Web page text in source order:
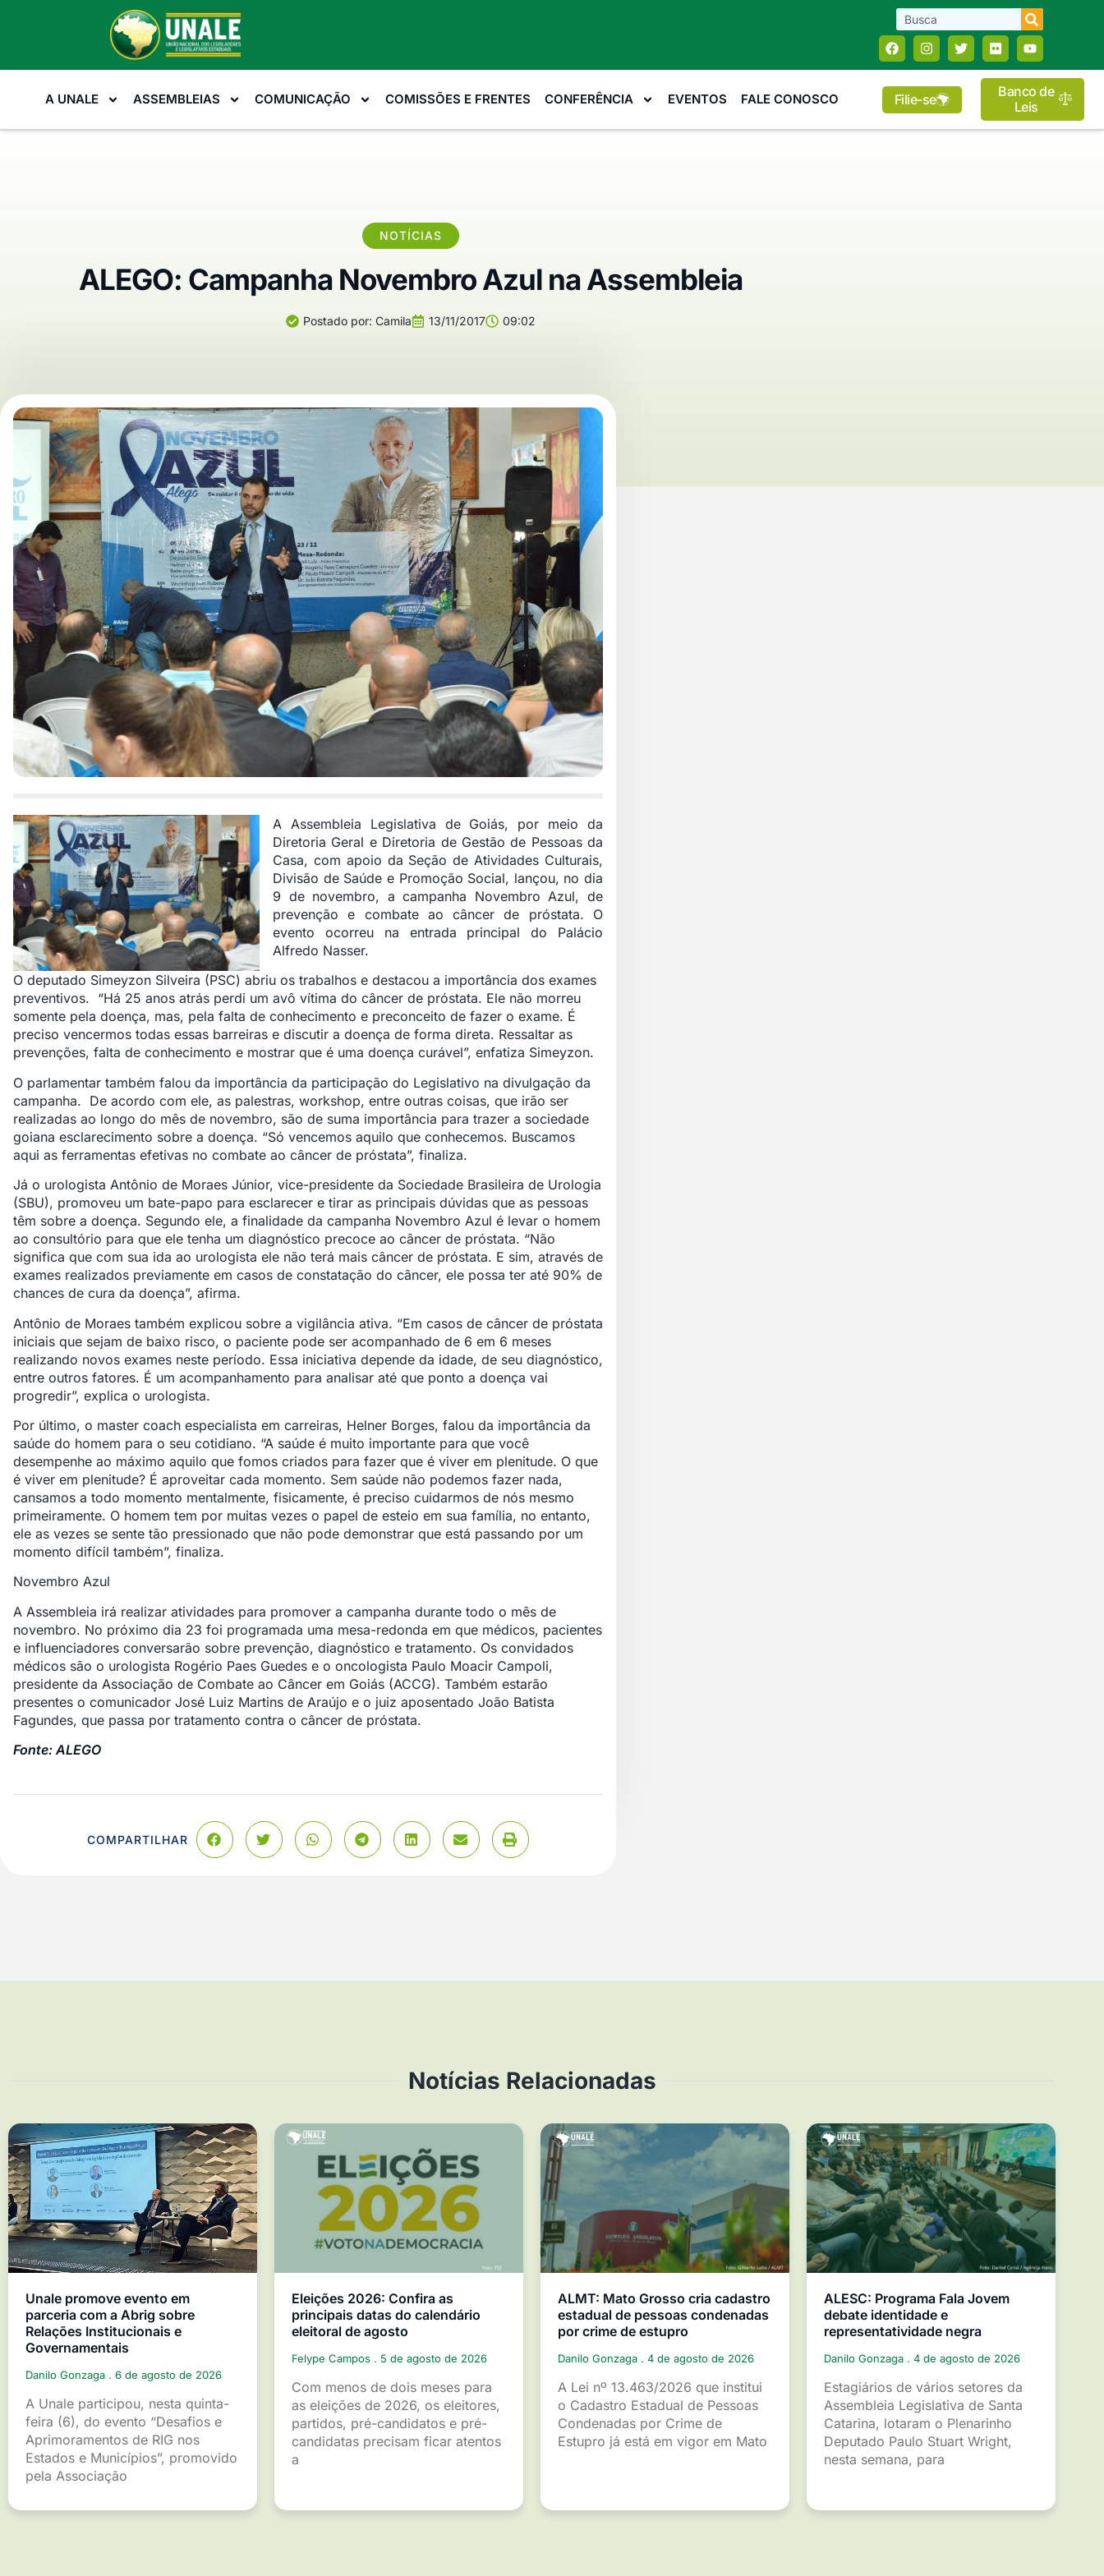
A UNALE ASSEMBLEIAS COMUNICAÇÃO COMISSÕES E FRENTES CONFERÊNCIA EVENTOS FALE CONOSCO Filie-se
Banco de
Leis
NOTÍCIAS
ALEGO: Campanha Novembro Azul na Assembleia
Postado por: Camila 13/11/2017 09:02
A Assembleia Legislativa de Goiás, por meio da
Diretoria Geral e Diretoria de Gestão de Pessoas da
Casa, com apoio da Seção de Atividades Culturais,
Divisão de Saúde e Promoção Social, lançou, no dia
9 de novembro, a campanha Novembro Azul, de
prevenção e combate ao câncer de próstata. O
evento ocorreu na entrada principal do Palácio
Alfredo Nasser.
O deputado Simeyzon Silveira (PSC) abriu os trabalhos e destacou a importância dos exames
preventivos. “Há 25 anos atrás perdi um avô vítima do câncer de próstata. Ele não morreu
somente pela doença, mas, pela falta de conhecimento e preconceito de fazer o exame. É
preciso vencermos todas essas barreiras e discutir a doença de forma direta. Ressaltar as
prevenções, falta de conhecimento e mostrar que é uma doença curável”, enfatiza Simeyzon.
O parlamentar também falou da importância da participação do Legislativo na divulgação da
campanha. De acordo com ele, as palestras, workshop, entre outras coisas, que irão ser
realizadas ao longo do mês de novembro, são de suma importância para trazer a sociedade
goiana esclarecimento sobre a doença. “Só vencemos aquilo que conhecemos. Buscamos
aqui as ferramentas efetivas no combate ao câncer de próstata”, finaliza.
Já o urologista Antônio de Moraes Júnior, vice-presidente da Sociedade Brasileira de Urologia
(SBU), promoveu um bate-papo para esclarecer e tirar as principais dúvidas que as pessoas
têm sobre a doença. Segundo ele, a finalidade da campanha Novembro Azul é levar o homem
ao consultório para que ele tenha um diagnóstico precoce ao câncer de próstata. “Não
significa que com sua ida ao urologista ele não terá mais câncer de próstata. E sim, através de
exames realizados previamente em casos de constatação do câncer, ele possa ter até 90% de
chances de cura da doença”, afirma.
Antônio de Moraes também explicou sobre a vigilância ativa. “Em casos de câncer de próstata
iniciais que sejam de baixo risco, o paciente pode ser acompanhado de 6 em 6 meses
realizando novos exames neste período. Essa iniciativa depende da idade, de seu diagnóstico,
entre outros fatores. É um acompanhamento para analisar até que ponto a doença vai
progredir”, explica o urologista.
Por último, o master coach especialista em carreiras, Helner Borges, falou da importância da
saúde do homem para o seu cotidiano. “A saúde é muito importante para que você
desempenhe ao máximo aquilo que fomos criados para fazer que é viver em plenitude. O que
é viver em plenitude? É aproveitar cada momento. Sem saúde não podemos fazer nada,
cansamos a todo momento mentalmente, fisicamente, é preciso cuidarmos de nós mesmo
primeiramente. O homem tem por muitas vezes o papel de esteio em sua família, no entanto,
ele as vezes se sente tão pressionado que não pode demonstrar que está passando por um
momento difícil também”, finaliza.
Novembro Azul
A Assembleia irá realizar atividades para promover a campanha durante todo o mês de
novembro. No próximo dia 23 foi programada uma mesa-redonda em que médicos, pacientes
e influenciadores conversarão sobre prevenção, diagnóstico e tratamento. Os convidados
médicos são o urologista Rogério Paes Guedes e o oncologista Paulo Moacir Campoli,
presidente da Associação de Combate ao Câncer em Goiás (ACCG). Também estarão
presentes o comunicador José Luiz Martins de Araújo e o juiz aposentado João Batista
Fagundes, que passa por tratamento contra o câncer de próstata.
Fonte: ALEGO
COMPARTILHAR
Notícias Relacionadas
Unale promove evento em
parceria com a Abrig sobre
Relações Institucionais e
Governamentais
Danilo Gonzaga 6 de agosto de 2026
A Unale participou, nesta quinta-
feira (6), do evento “Desafios e
Aprimoramentos de RIG nos
Estados e Municípios”, promovido
pela Associação
Eleições 2026: Confira as
principais datas do calendário
eleitoral de agosto
Felype Campos 5 de agosto de 2026
Com menos de dois meses para
as eleições de 2026, os eleitores,
partidos, pré-candidatos e pré-
candidatas precisam ficar atentos
a
ALMT: Mato Grosso cria cadastro
estadual de pessoas condenadas
por crime de estupro
Danilo Gonzaga 4 de agosto de 2026
A Lei nº 13.463/2026 que institui
o Cadastro Estadual de Pessoas
Condenadas por Crime de
Estupro já está em vigor em Mato
ALESC: Programa Fala Jovem
debate identidade e
representatividade negra
Danilo Gonzaga 4 de agosto de 2026
Estagiários de vários setores da
Assembleia Legislativa de Santa
Catarina, lotaram o Plenarinho
Deputado Paulo Stuart Wright,
nesta semana, para